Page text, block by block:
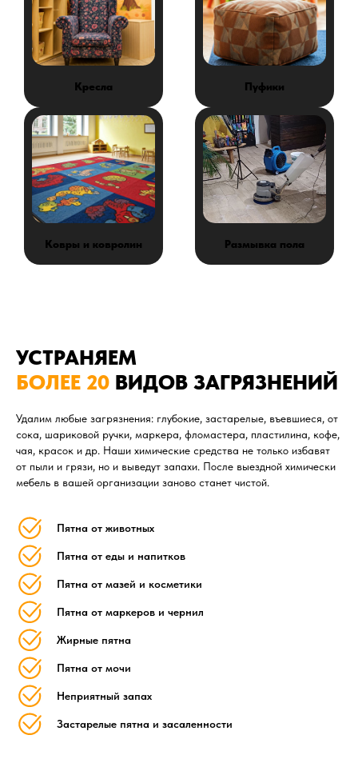
Кресла Пуфики
Ковры и ковролин Размывка пола
УСТРАНЯЕМ
БОЛЕЕ 20 ВИДОВ ЗАГРЯЗНЕНИЙ
Удалим любые загрязнения: глубокие, застарелые, въевшиеся, от
сока, шариковой ручки, маркера, фломастера, пластилина, кофе,
чая, красок и др. Наши химические средства не только избавят
от пыли и грязи, но и выведут запахи. После выездной химически
мебель в вашей организации заново станет чистой.
Пятна от животных
Пятна от еды и напитков
Пятна от мазей и косметики
Пятна от маркеров и чернил
Жирные пятна
Пятна от мочи
Неприятный запах
Застарелые пятна и засаленности